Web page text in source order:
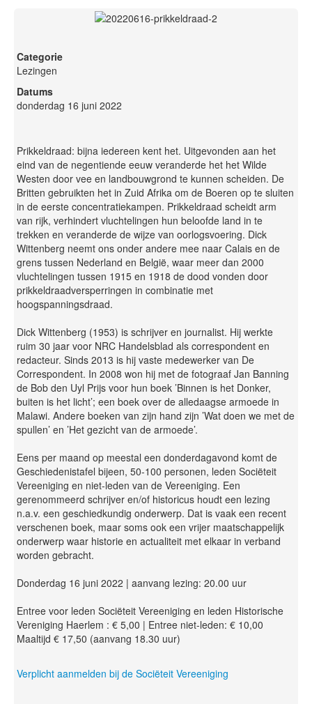
Categorie
Lezingen
Datums
donderdag 16 juni 2022
Prikkeldraad: bijna iedereen kent het. Uitgevonden aan het
eind van de negentiende eeuw veranderde het het Wilde
Westen door vee en landbouwgrond te kunnen scheiden. De
Britten gebruikten het in Zuid Afrika om de Boeren op te sluiten
in de eerste concentratiekampen. Prikkeldraad scheidt arm
van rijk, verhindert vluchtelingen hun beloofde land in te
trekken en veranderde de wijze van oorlogsvoering. Dick
Wittenberg neemt ons onder andere mee naar Calais en de
grens tussen Nederland en België, waar meer dan 2000
vluchtelingen tussen 1915 en 1918 de dood vonden door
prikkeldraadversperringen in combinatie met
hoogspanningsdraad.
Dick Wittenberg (1953) is schrijver en journalist. Hij werkte
ruim 30 jaar voor NRC Handelsblad als correspondent en
redacteur. Sinds 2013 is hij vaste medewerker van De
Correspondent. In 2008 won hij met de fotograaf Jan Banning
de Bob den Uyl Prijs voor hun boek ’Binnen is het Donker,
buiten is het licht’; een boek over de alledaagse armoede in
Malawi. Andere boeken van zijn hand zijn ’Wat doen we met de
spullen’ en ’Het gezicht van de armoede’.
Eens per maand op meestal een donderdagavond komt de
Geschiedenistafel bijeen, 50-100 personen, leden Sociëteit
Vereeniging en niet-leden van de Vereeniging. Een
gerenommeerd schrijver en/of historicus houdt een lezing
n.a.v. een geschiedkundig onderwerp. Dat is vaak een recent
verschenen boek, maar soms ook een vrijer maatschappelijk
onderwerp waar historie en actualiteit met elkaar in verband
worden gebracht.
Donderdag 16 juni 2022 | aanvang lezing: 20.00 uur
Entree voor leden Sociëteit Vereeniging en leden Historische
Vereniging Haerlem : € 5,00 | Entree niet-leden: € 10,00
Maaltijd € 17,50 (aanvang 18.30 uur)
Verplicht aanmelden bij de Sociëteit Vereeniging